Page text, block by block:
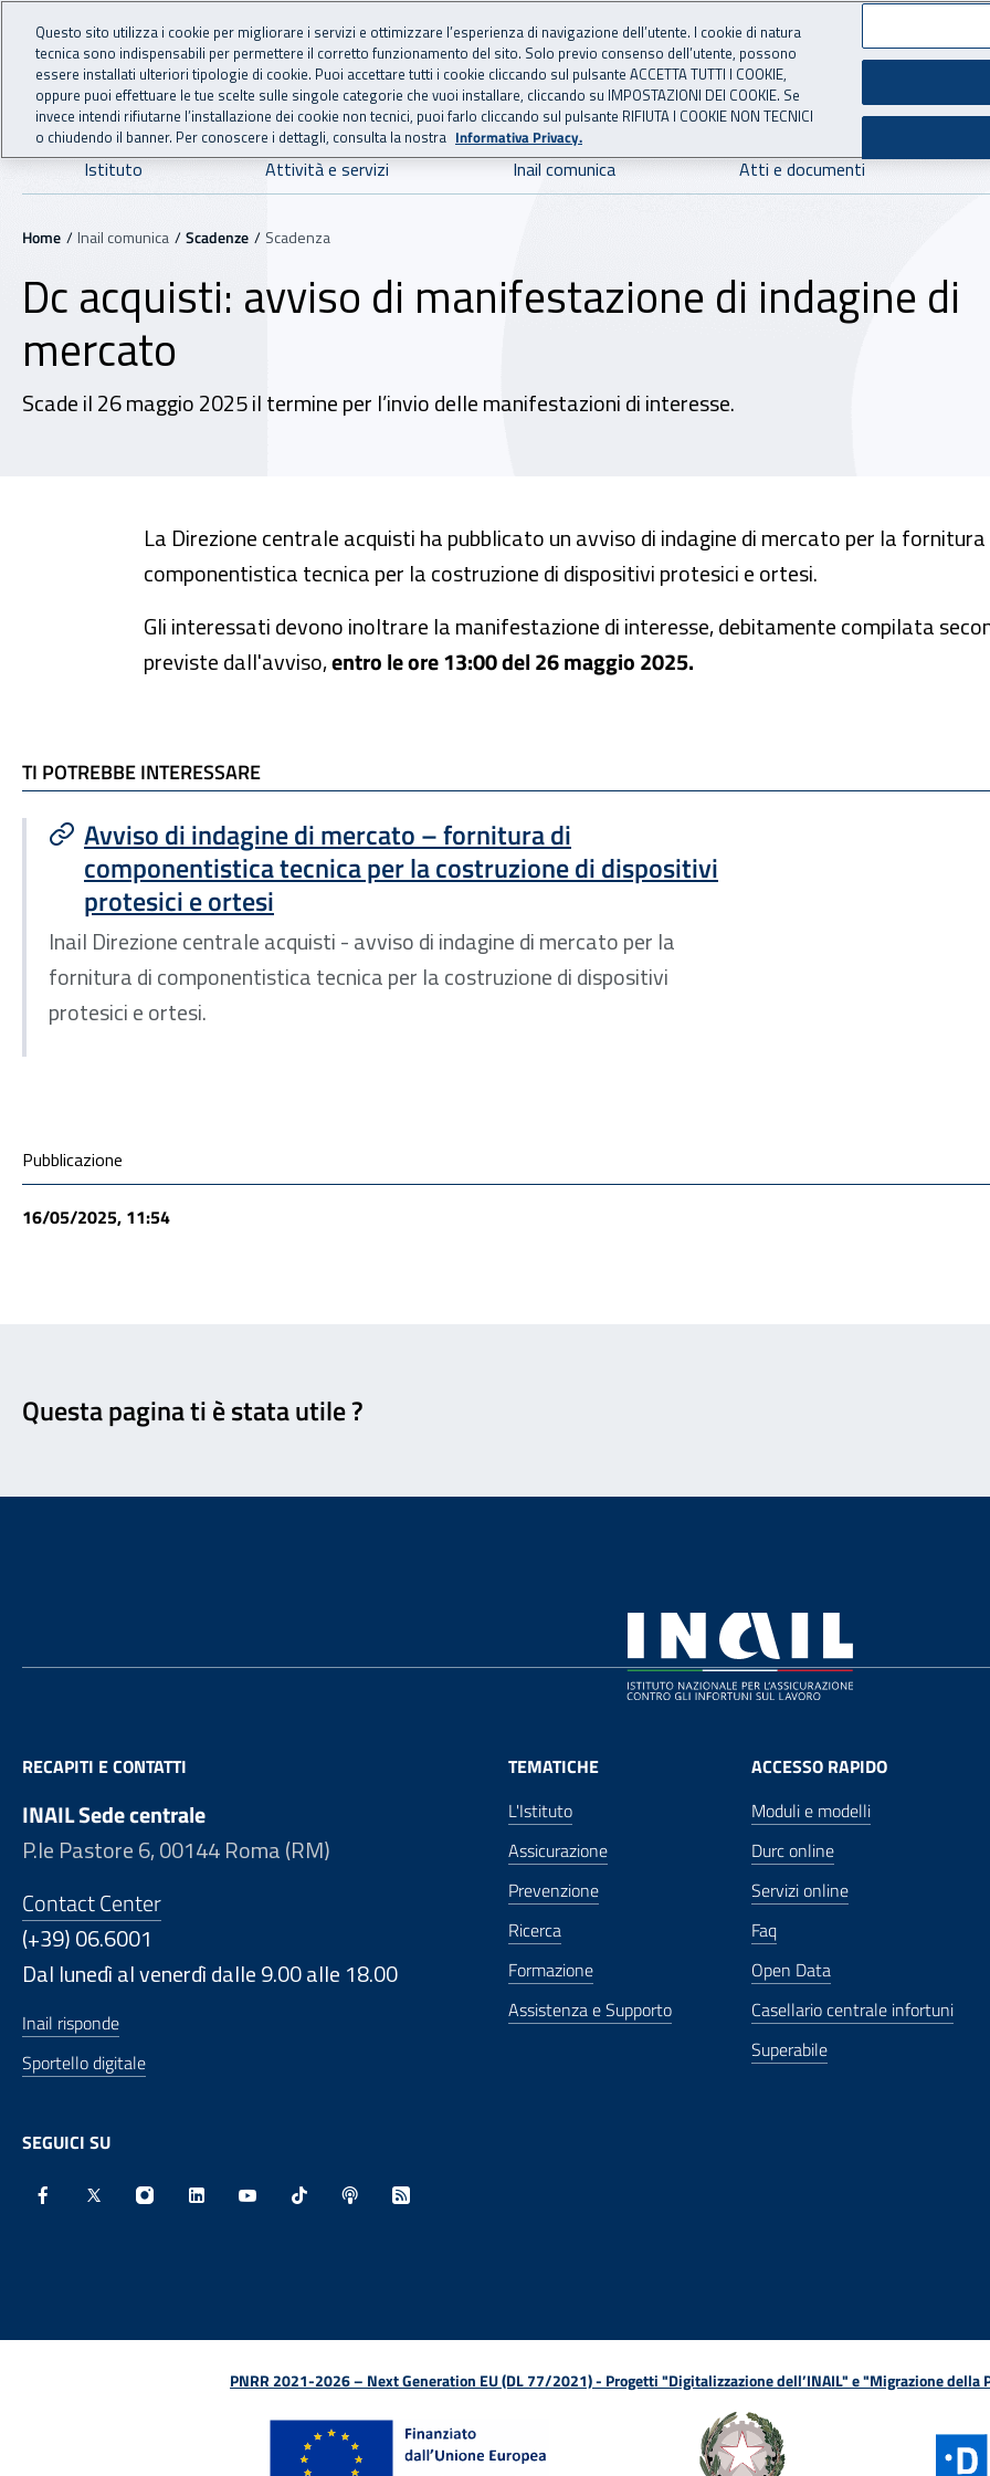
Vai al menu principale
Vai al contenuto principale
INAIL - Istituto Nazionale per l'Assicurazione
Navigazione principale
Istituto Attività e servizi Inail comunica Atti e documenti
Navigazione - Ti trovi in:
Home Inail comunica Scadenze Scadenza
Dc acquisti: avviso di manifestazione di indagine di
mercato
Scade il 26 maggio 2025 il termine per l’invio delle manifestazioni di interesse.
La Direzione centrale acquisti ha pubblicato un avviso di indagine di mercato per la fornitura
componentistica tecnica per la costruzione di dispositivi protesici e ortesi.
Gli interessati devono inoltrare la manifestazione di interesse, debitamente compilata
previste dall'avviso,entro le ore 13:00 del 26 maggio 2025.
TI POTREBBE INTERESSARE
TI POTREBBE INTERESSARE
Avviso di indagine di mercato – fornitura di
componentistica tecnica per la costruzione di dispositivi
protesici e ortesi
Inail Direzione centrale acquisti - avviso di indagine di mercato per la
fornitura di componentistica tecnica per la costruzione di dispositivi
protesici e ortesi.
Condivisione social
Pubblicazione
16/05/2025, 11:54
Questa pagina ti è stata utile ?
RECAPITI E CONTATTI
INAIL Sede centrale
P.le Pastore 6, 00144 Roma (RM)
Contact Center
(+39) 06.6001
Dal lunedì al venerdì dalle 9.00 alle 18.00
Inail risponde
Sportello digitale
SEGUICI SU
TEMATICHE
L'Istituto
Assicurazione
Prevenzione
Ricerca
Formazione
Assistenza e Supporto
ACCESSO RAPIDO
Moduli e modelli
Durc online
Servizi online
Faq
Open Data
Casellario centrale infortuni
Superabile
PNRR 2021-2026 – Next Generation EU (DL 77/2021) - Progetti "Digitalizzazione dell’INAIL" e "Migrazione della
Questo sito utilizza i cookie per migliorare i servizi e ottimizzare l’esperienza di navigazione dell’utente. I cookie di natura
tecnica sono indispensabili per permettere il corretto funzionamento del sito. Solo previo consenso dell’utente, possono
essere installati ulteriori tipologie di cookie. Puoi accettare tutti i cookie cliccando sul pulsante ACCETTA TUTTI I COOKIE,
oppure puoi effettuare le tue scelte sulle singole categorie che vuoi installare, cliccando su IMPOSTAZIONI DEI COOKIE. Se
invece intendi rifiutarne l’installazione dei cookie non tecnici, puoi farlo cliccando sul pulsante RIFIUTA I COOKIE NON TECNICI
o chiudendo il banner. Per conoscere i dettagli, consulta la nostra Informativa Privacy.